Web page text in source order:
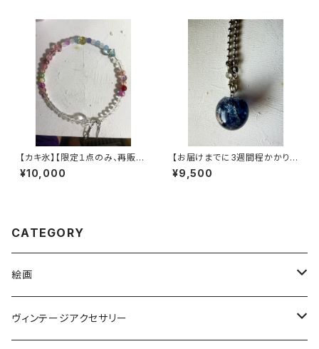
【カキ氷】【限定１点のみ、再販の
予定はありません】ヴィンテージ
パーツで作った丸型3wayネッ
¥10,000
【お届けまでに3週間程かかりま
す】デカマルクリアバブルネック
レス【濃紺】
¥9,500
CATEGORY
絵画
絵画ピアス
ヴィンテージアクセサリー